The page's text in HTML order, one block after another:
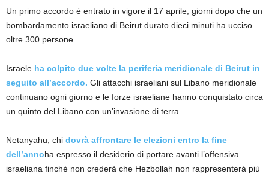
Un primo accordo è entrato in vigore il 17 aprile, giorni dopo che un
bombardamento israeliano di Beirut durato dieci minuti ha ucciso
oltre 300 persone.
Israele ha colpito due volte la periferia meridionale di Beirut in
seguito all’accordo. Gli attacchi israeliani sul Libano meridionale
continuano ogni giorno e le forze israeliane hanno conquistato circa
un quinto del Libano con un’invasione di terra.
Netanyahu, chi dovrà affrontare le elezioni entro la fine
dell’annoha espresso il desiderio di portare avanti l’offensiva
israeliana finché non crederà che Hezbollah non rappresenterà più